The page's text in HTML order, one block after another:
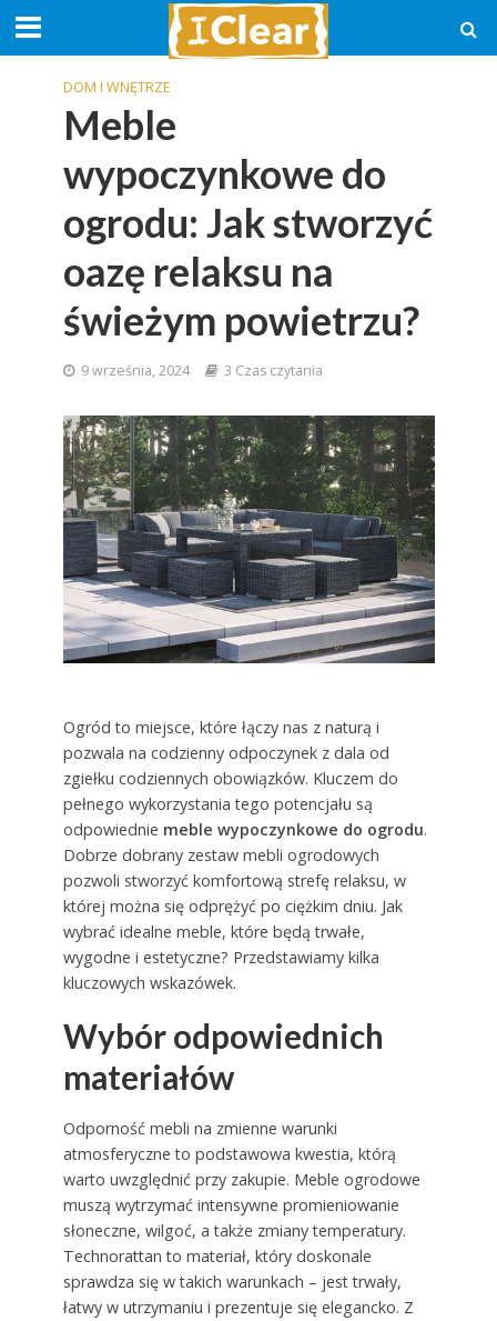
DOM I WNĘTRZE
Meble
wypoczynkowe do
ogrodu: Jak stworzyć
oazę relaksu na
świeżym powietrzu?
9 września, 2024 3 Czas czytania
Ogród to miejsce, które łączy nas z naturą i
pozwala na codzienny odpoczynek z dala od
zgiełku codziennych obowiązków. Kluczem do
pełnego wykorzystania tego potencjału są
odpowiednie meble wypoczynkowe do ogrodu.
Dobrze dobrany zestaw mebli ogrodowych
pozwoli stworzyć komfortową strefę relaksu, w
której można się odprężyć po ciężkim dniu. Jak
wybrać idealne meble, które będą trwałe,
wygodne i estetyczne? Przedstawiamy kilka
kluczowych wskazówek.
Wybór odpowiednich
materiałów
Odporność mebli na zmienne warunki
atmosferyczne to podstawowa kwestia, którą
warto uwzględnić przy zakupie. Meble ogrodowe
muszą wytrzymać intensywne promieniowanie
słoneczne, wilgoć, a także zmiany temperatury.
Technorattan to materiał, który doskonale
sprawdza się w takich warunkach – jest trwały,
łatwy w utrzymaniu i prezentuje się elegancko. Z